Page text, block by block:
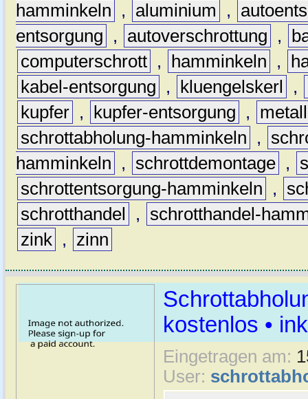
hamminkeln
, aluminium ,
entsorgung
, autoverschrottung ,
computerschrott , hamminkeln ,
kabel-entsorgung
, kluengelskerl ,
kupfer , kupfer-entsorgung ,
metall
schrottabholung-hamminkeln
,
hamminkeln
, schrottdemontage ,
schrottentsorgung-hamminkeln
,
schrotthandel
,
schrotthandel-
zink , zinn
kostenlos •
Eingetragen am:
User: